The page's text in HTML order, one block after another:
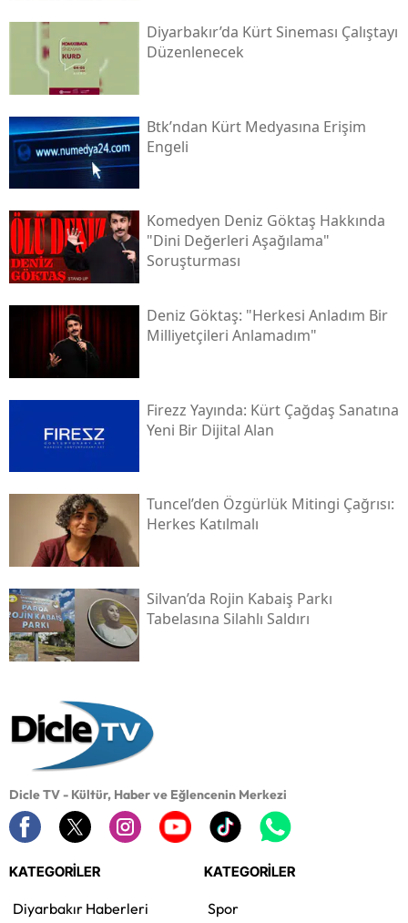
Diyarbakır’da Kürt Sineması Çalıştayı
Düzenlenecek
Btk’ndan Kürt Medyasına Erişim
Engeli
Komedyen Deniz Göktaş Hakkında
"dini Değerleri Aşağılama"
Soruşturması
Deniz Göktaş: "herkesi Anladım Bir
Milliyetçileri Anlamadım"
Firezz Yayında: Kürt Çağdaş Sanatına
Yeni Bir Dijital Alan
Tuncel’den Özgürlük Mitingi Çağrısı:
Herkes Katılmalı
Silvan’da Rojin Kabaiş Parkı
Tabelasına Silahlı Saldırı
Dicle TV - Kültür, Haber ve Eğlencenin Merkezi
KATEGORİLER
Diyarbakır Haberleri
KATEGORİLER
Spor